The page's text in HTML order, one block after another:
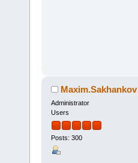
Maxim.Sakhankov
Administrator
Users
Posts: 300